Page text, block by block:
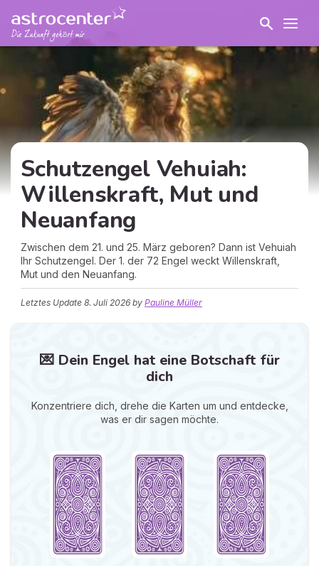
Schutzengel Vehuiah:
Willenskraft, Mut und
Neuanfang
Zwischen dem 21. und 25. März geboren? Dann ist Vehuiah
Ihr Schutzengel. Der 1. der 72 Engel weckt Willenskraft,
Mut und den Neuanfang.
Letztes Update 8. Juli 2026 by Pauline Müller
💌 Dein Engel hat eine Botschaft für
dich
Konzentriere dich, drehe die Karten um und entdecke,
was er dir sagen möchte.